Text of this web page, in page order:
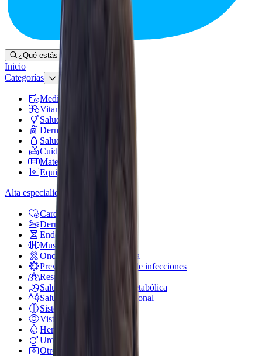
¿Qué estás buscando?
Inicio
Categorías
Medicamentos
Vitaminas y suplementos
Salud sexual
Dermocosméticos
Salud de mamá y bebé
Cuidado personal
Material de curación
Equipo médico
Alta especialidad
Cardiovascular
Dermatología
Endocrina general
Muscular y articulaciones
Oncología e inmunoterapia
Prevención y tratamiento de infecciones
Respiratorio
Salud gastrointestinal y metabólica
Salud reproductiva y hormonal
Sistema nervioso
Vista y oído
Hematología
Urología
Otros medicamentos